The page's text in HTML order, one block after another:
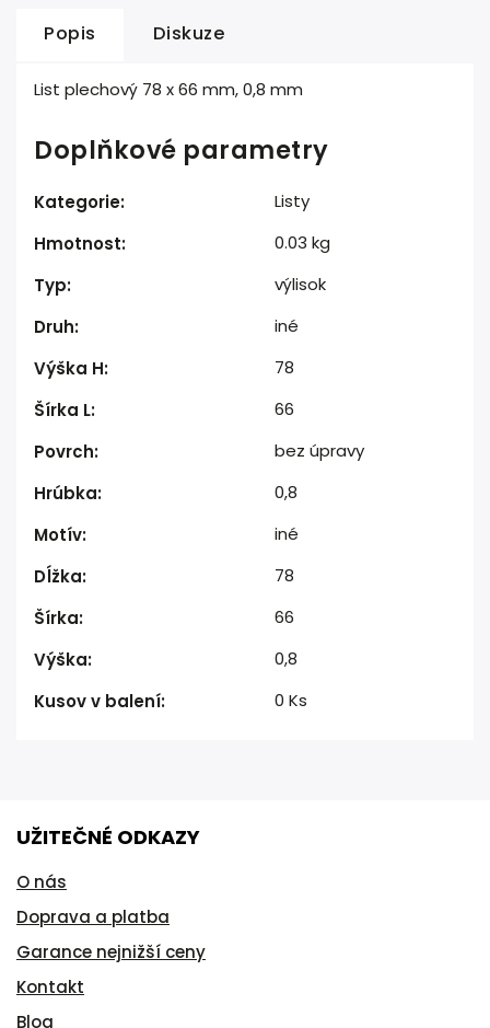
Popis Diskuze
List plechový 78 x 66 mm, 0,8 mm
Doplňkové parametry
Kategorie:
Listy
Hmotnost:
0.03 kg
Typ:
výlisok
Druh:
iné
Výška H:
78
Šírka L:
66
Povrch:
bez úpravy
Hrúbka:
0,8
Motív:
iné
Dĺžka:
78
Šírka:
66
Výška:
0,8
Kusov v balení: 0 Ks
UŽITEČNÉ ODKAZY
O nás
Doprava a platba
Garance nejnižší ceny
Kontakt
Blog